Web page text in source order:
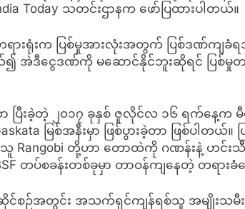
Today သတင်းဌာနက ဖော်ပြထားပါတယ်။
ရားရုံးက ပြစ်မှုအားလုံးအတွက် ပြစ်ဒဏ်ကျ
၍ အဲဒီငွေဒဏ်ကို မဆောင်နိုင်ဘူးဆိုရင် ပြစ်
ာ ပြီးခဲ့တဲ့ ၂၀၁၇ ခုနှစ် ဇူလိုင်လ ၁၆ ရက်နေ့က မီ
မြစ်အနီးမှာ ဖြစ်ပွားခဲ့တာ ဖြစ်ပါ
သူ Rangobi တို့ဟာ တောထဲကို ဂဏန်းနဲ့ ဟင်း
တပ်စခန်းတစ်ခုမှာ တာဝန်ကျနေတဲ့ တရား
င်စဉ်အတွင်း အသက်ရှင်ကျန်ရစ်သူ အမျိုးသ